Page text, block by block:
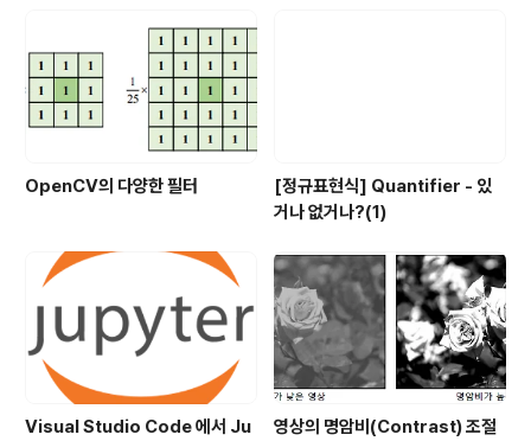
OpenCV의 다양한 필터
[정규표현식] Quantifier - 있
거나 없거나?(1)
Visual Studio Code 에서 Ju
영상의 명암비(Contrast) 조절